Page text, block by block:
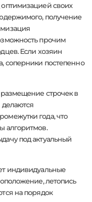
своих
получение
прочим
Если хозяин
соперники постепенно
строчек в
делаются
года, что
алгоритмов.
под актуальный
индивидуальные
летопись
на порядок